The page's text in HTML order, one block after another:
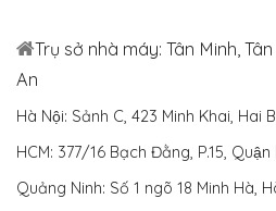
Trụ sở nhà máy: Tân Minh,
An
Hà Nội: Sảnh C, 423 Minh Khai, Hai
HCM: 377/16 Bạch Đằng, P.15,
Quảng Ninh: Số 1 ngõ 18 Minh Hà,